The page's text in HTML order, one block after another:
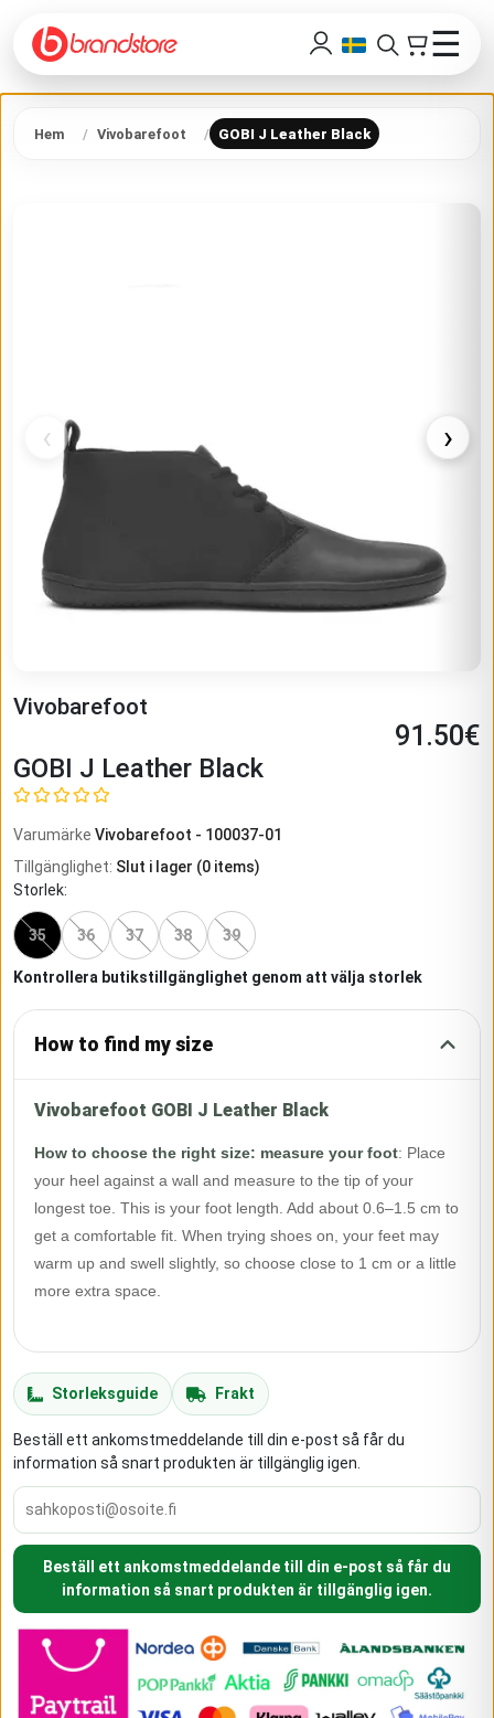
☰
Hem Vivobarefoot GOBI J Leather Black
‹ ›
Vivobarefoot
91.50€
GOBI J Leather Black
Varumärke Vivobarefoot - 100037-01
Tillgänglighet: Slut i lager (0 items)
Storlek:
35 36 37 38 39
Kontrollera butikstillgänglighet genom att välja storlek
How to find my size
Vivobarefoot GOBI J Leather Black
How to choose the right size: measure your foot: Place
your heel against a wall and measure to the tip of your
longest toe. This is your foot length. Add about 0.6–1.5 cm to
get a comfortable fit. When trying shoes on, your feet may
warm up and swell slightly, so choose close to 1 cm or a little
more extra space.
Storleksguide Frakt
Beställ ett ankomstmeddelande till din e-post så får du
information så snart produkten är tillgänglig igen.
Beställ ett ankomstmeddelande till din e-post så får du
information så snart produkten är tillgänglig igen.